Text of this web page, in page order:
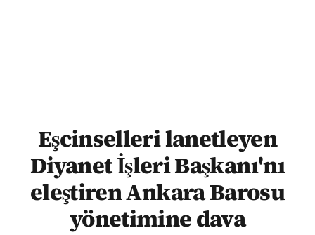
Eşcinselleri lanetleyen
Diyanet İşleri Başkanı'nı
eleştiren Ankara Barosu
yönetimine dava